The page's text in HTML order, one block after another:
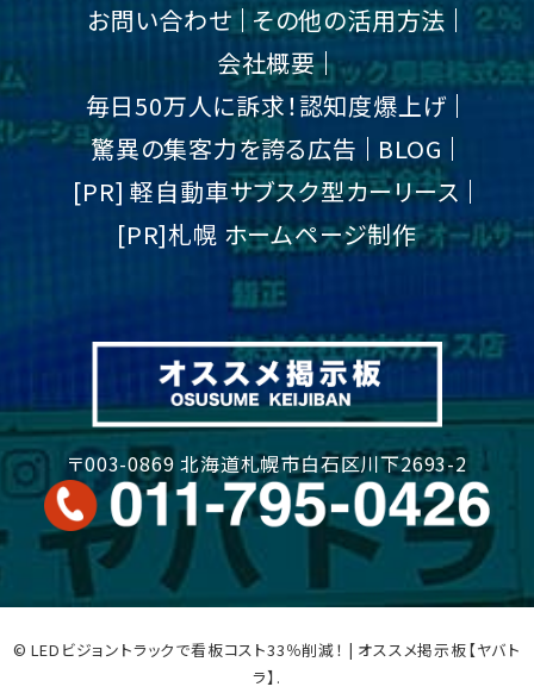
お問い合わせ
その他の活用方法
会社概要
毎日50万人に訴求！認知度爆上げ
驚異の集客力を誇る広告
BLOG
[PR] 軽自動車サブスク型カーリース
[PR]札幌 ホームページ制作
〒003-0869 北海道札幌市白石区川下2693-2
© LEDビジョントラックで看板コスト33％削減！ | オススメ掲示板【ヤバト
ラ】.